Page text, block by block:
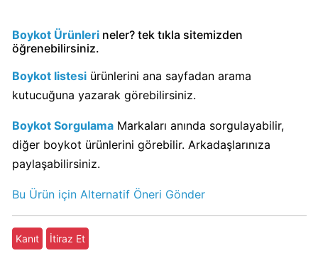
Kimin
Sahibi
Kim?
KitKat
Boykot
mu?
KitKat
Kimin
Boykot Ürünleri neler? tek tıkla sitemizden
öğrenebilirsiniz.
Boykot listesi ürünlerini ana sayfadan arama
kutucuğuna yazarak görebilirsiniz.
Boykot Sorgulama Markaları anında sorgulayabilir,
diğer boykot ürünlerini görebilir. Arkadaşlarınıza
paylaşabilirsiniz.
Bu Ürün için Alternatif Öneri Gönder
Kanıt İtiraz Et